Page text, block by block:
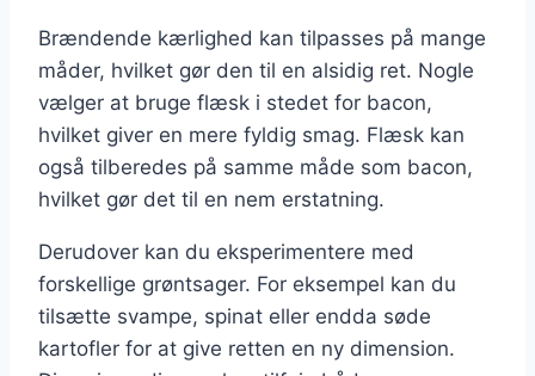
Brændende kærlighed kan tilpasses på mange
måder, hvilket gør den til en alsidig ret. Nogle
vælger at bruge flæsk i stedet for bacon,
hvilket giver en mere fyldig smag. Flæsk kan
også tilberedes på samme måde som bacon,
hvilket gør det til en nem erstatning.
Derudover kan du eksperimentere med
forskellige grøntsager. For eksempel kan du
tilsætte svampe, spinat eller endda søde
kartofler for at give retten en ny dimension.